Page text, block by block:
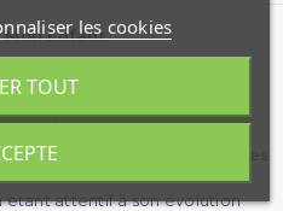
Mon Enfant
en l'habituant aux principes
etant attentif à son évolution
les cookies
TOUT